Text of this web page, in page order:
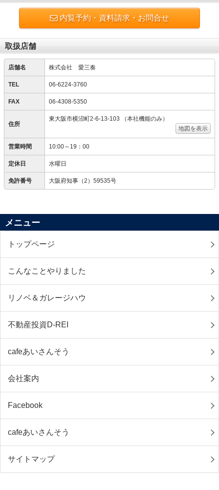
内覧予約・資料請求・お問合せ
取扱店舗
店舗名 株式会社 愛三奏
TEL 06-6224-3760
FAX 06-4308-5350
住所
東大阪市横沼町2-6-13-103 （本社機能のみ）
地図を表示
営業時間 10:00～19：00
定休日 水曜日
免許番号 大阪府知事（2）59535号
メニュー
トップページ
こんなことやりました
リノベ＆ガレージハウ
不動産投資D-REI
cafeあいさんそう
会社案内
Facebook
cafeあいさんそう
サイトマップ